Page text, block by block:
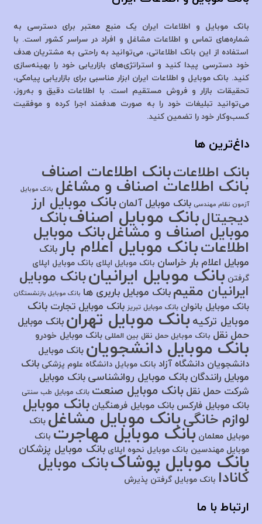
بانک موبایل و اطلاعات ایران یک منبع معتبر برای دسترسی به
شماره‌های تماس و اطلاعات مشاغل و افراد در سراسر کشور است. با
استفاده از این بانک اطلاعاتی، می‌توانید به راحتی به مشتریان هدف
خود دسترسی پیدا کنید و استراتژی‌های بازاریابی خود را بهینه‌سازی
کنید. بانک موبایل و اطلاعات ایران ابزار مناسبی برای بازاریابی پیامکی،
تحقیقات بازار و فروش مستقیم است. با اطلاعات دقیق و به‌روز،
می‌توانید تبلیغات خود را به صورت هدفمند اجرا کرده و موفقیت
کسب‌وکار خود را تضمین کنید.
داغ‌ترین ها
بانک اطلاعاتبانک اطلاعات اصناف
بانک اطلاعات اصناف و مشاغل بانک موبایل
آزمون نظام مهندسی بانک موبایل آلمان بانک موبایل ارز
دیجیتالبانک موبایل اصنافبانک
موبایل اصناف و مشاغلبانک موبایل
اطلاعاتبانک موبایل اعلام باربانک
موبایل اعلام بار خراسان بانک موبایل اپلای بانک موبایل اپلای
گرفتن بانک موبایل ایرانیانبانک موبایل
ایرانیان مقیم بانک موبایل باربری ها بانک موبایل بازنشستگان
بانک موبایل بانوان بانک موبایل تبریز بانک موبایل تجارت بانک
موبایل ترکیه بانک موبایل تهران بانک موبایل
حمل نقل بانک موبایل حمل نقل بین المللی بانک موبایل خودرو
بانک موبایل دانشجویان بانک موبایل
دانشجویان دانشگاه آزاد بانک موبایل دانشگاه علوم پزشکی بانک
موبایل رانندگان بانک موبایل روانشناسی بانک موبایل
شرکت حمل نقل بانک موبایل صنعت بانک موبایل طب سنتی
بانک موبایل فارکس بانک موبایل فرهنگیان بانک موبایل
لوازم خانگیبانک موبایل مشاغلبانک
موبایل معلمان بانک موبایل مهاجرت بانک
موبایل مهندسین بانک موبایل نحوه اپلای بانک موبایل پزشکان
بانک موبایل پوشاکبانک موبایل
کانادا بانک موبایل گرفتن پذیرش
ارتباط با ما